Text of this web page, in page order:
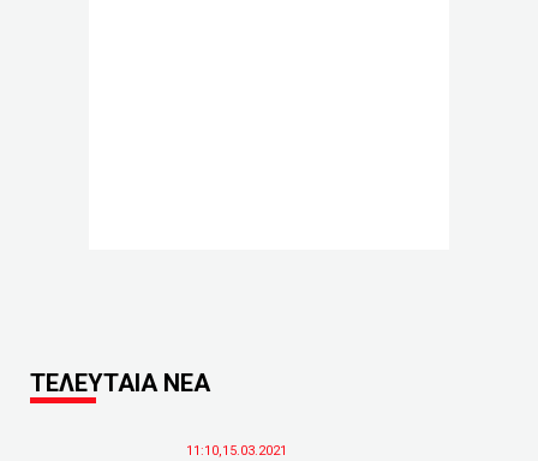
ΤΕΛΕΥΤΑΙΑ ΝΕΑ
11:10,15.03.2021